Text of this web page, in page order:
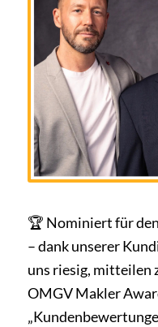
🏆 Nominiert für
– dank unserer
uns riesig, mitteilen
OMGV Makler